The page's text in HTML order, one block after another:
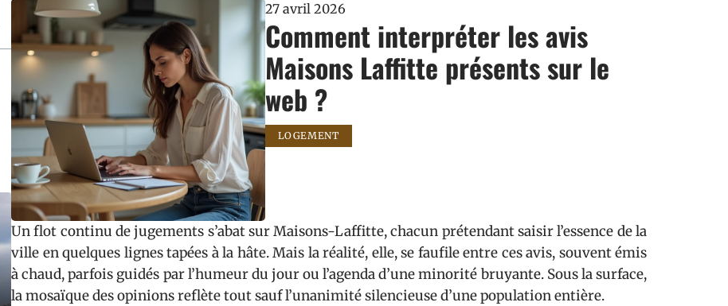
27 avril 2026
Comment interpréter les avis
Maisons Laffitte présents sur le
web ?
LOGEMENT
Un flot continu de jugements s’abat sur Maisons-Laffitte, chacun prétendant saisir l’essence de la
ville en quelques lignes tapées à la hâte. Mais la réalité, elle, se faufile entre ces avis, souvent émis
à chaud, parfois guidés par l’humeur du jour ou l’agenda d’une minorité bruyante. Sous la surface,
la mosaïque des opinions reflète tout sauf l’unanimité silencieuse d’une population entière.